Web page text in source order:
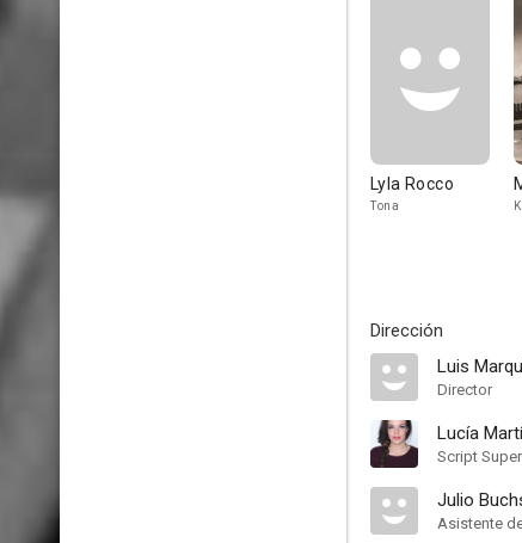
Lyla Rocco
Tona
Dirección
Luis
Director
Lucía
Script
Julio
Asistente